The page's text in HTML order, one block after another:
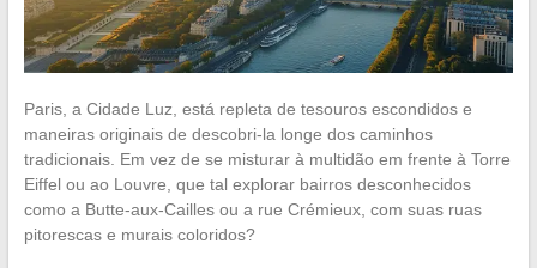
Paris, a Cidade Luz, está repleta de tesouros escondidos e
maneiras originais de descobri-la longe dos caminhos
tradicionais. Em vez de se misturar à multidão em frente à Torre
Eiffel ou ao Louvre, que tal explorar bairros desconhecidos
como a Butte-aux-Cailles ou a rue Crémieux, com suas ruas
pitorescas e murais coloridos?